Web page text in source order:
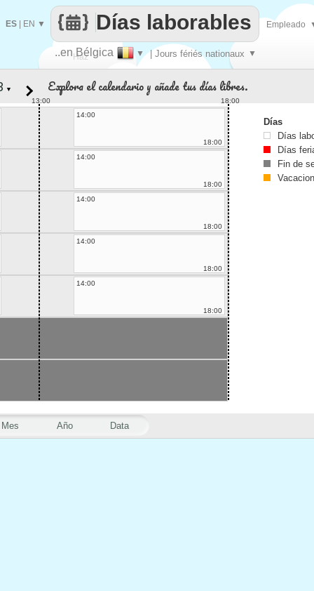
Haz
..en Bélgica ▼ | Jours fériés nationaux ▼
Días laborables
ES EN ▼ Empleado
Mes Año Data
▼ Explora el calendario y añade tus días libres.
13:00
18:00
14:00
18:00
14:00
18:00
14:00
18:00
14:00
18:00
14:00
18:00
Días
Días
Días
Fin de